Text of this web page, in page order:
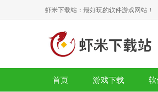
虾米下载站：最好玩的软件游戏网站！
首页 游戏下载